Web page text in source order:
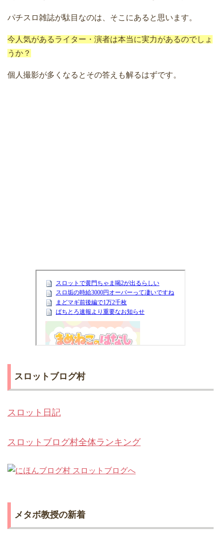
パチスロ雑誌が駄目なのは、そこにあると思います。
今人気があるライター・演者は本当に実力があるのでしょ
うか？
個人撮影が多くなるとその答えも解るはずです。
スロットブログ村
スロット日記
スロットブログ村全体ランキング
メタボ教授の新着